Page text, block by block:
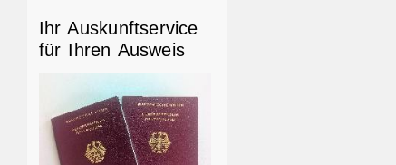
Ihr Auskunftservice
für Ihren Ausweis